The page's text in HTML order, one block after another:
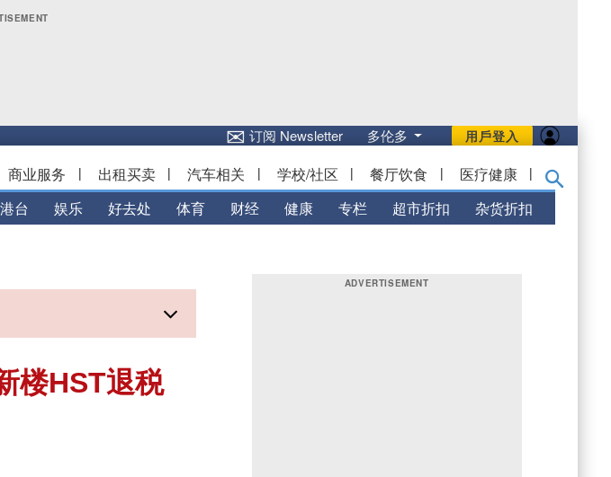
用戶登入
✉订阅 Newsletter 多伦多
商业服务 | 出租买卖 | 汽车相关 | 学校/社区 | 餐厅饮食 | 医疗健康 |
台 娱乐 好去处 体育 财经 健康 专栏 超市折扣 杂货折扣
楼HST退税